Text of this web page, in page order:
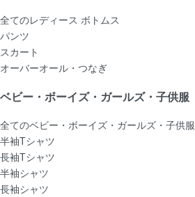
全てのレディース ボトムス
パンツ
スカート
オーバーオール・つなぎ
ベビー・ボーイズ・ガールズ・子供服
全てのベビー・ボーイズ・ガールズ・子供服
半袖Tシャツ
長袖Tシャツ
半袖シャツ
長袖シャツ